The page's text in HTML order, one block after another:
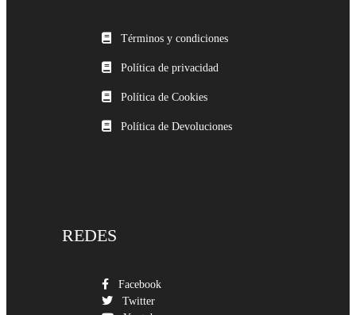
Términos y condiciones
Política de privacidad
Política de Cookies
Política de Devoluciones
REDES
Facebook
Twitter